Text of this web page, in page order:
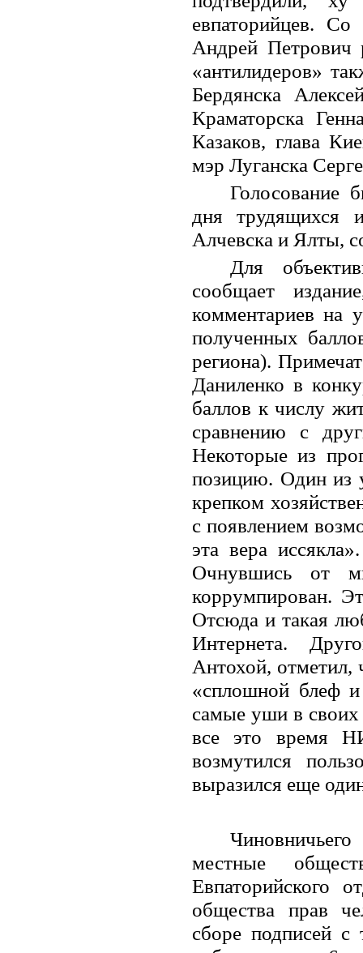
евпаторийцев.
Андрей Петрович
«антилидеров»
Бердянска
Краматорска
Казаков, глава
мэр Луганска
Голосование
дня трудящихся
Алчевска и Ялты,
Для
сообщает
комментариев на
полученных
региона).
Даниленко в
баллов к числу
сравнению с
Некоторые из
позицию. Один из
крепком
с появлением
эта вера
Очнувшись от
коррумпирован.
Отсюда и такая
Интернета.
Антохой, отметил,
«сплошной блеф и
самые уши в своих
все это время
возмутился
выразился еще
местные
Евпаторийского
общества прав
сборе подписей с